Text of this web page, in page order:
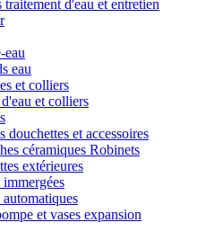
traitement d'eau et entretien
eau
eau
et colliers
et colliers
douchettes et accessoires
céramiques Robinets
extérieures
immergées
automatiques
et vases expansion